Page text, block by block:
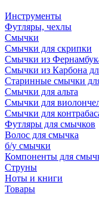
Инструменты
Футляры, чехлы
Смычки
Смычки для скрипки
Смычки из
Смычки из Карбона
Старинные смычки
Смычки для альта
Смычки для
Смычки для
Футляры для смычков
Волос для смычка
б/у смычки
Компоненты для
Струны
Ноты и книги
Товары